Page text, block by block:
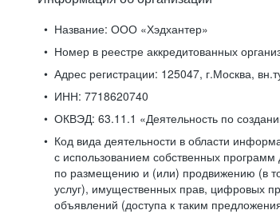
Название: ООО «Хэдхантер»
Номер в реестре аккредитованных
Адрес регистрации: 125047, г.Москва,
ИНН: 7718620740
ОКВЭД: 63.11.1 «Деятельность по
Код вида деятельности в области
с использованием собственных
по размещению и (или) продвижению (в
услуг), имущественных прав, цифровых
объявлений (доступа к таким